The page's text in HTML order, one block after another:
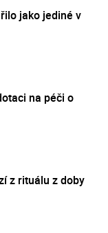
jako jediné v
na péči o
z rituálu z doby